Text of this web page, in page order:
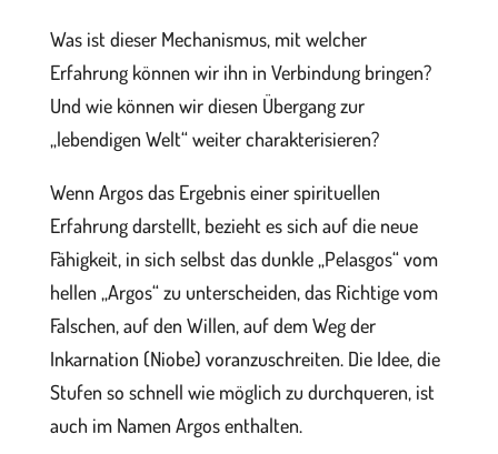
Was ist dieser Mechanismus, mit welcher
Erfahrung können wir ihn in Verbindung bringen?
Und wie können wir diesen Übergang zur
„lebendigen Welt“ weiter charakterisieren?
Wenn Argos das Ergebnis einer spirituellen
Erfahrung darstellt, bezieht es sich auf die neue
Fähigkeit, in sich selbst das dunkle „Pelasgos“ vom
hellen „Argos“ zu unterscheiden, das Richtige vom
Falschen, auf den Willen, auf dem Weg der
Inkarnation (Niobe) voranzuschreiten. Die Idee, die
Stufen so schnell wie möglich zu durchqueren, ist
auch im Namen Argos enthalten.